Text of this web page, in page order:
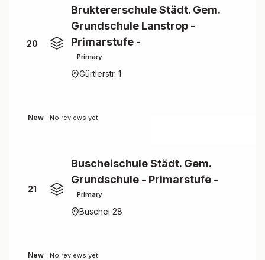
20
Bruktererschule Städt. Gem.
Grundschule Lanstrop -
Primarstufe -
Primary
Gürtlerstr. 1
New No reviews yet
21
Buscheischule Städt. Gem.
Grundschule - Primarstufe -
Primary
Buschei 28
New No reviews yet